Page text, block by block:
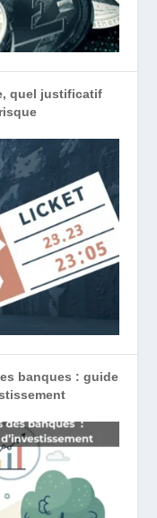
quel justificatif
banques : guide